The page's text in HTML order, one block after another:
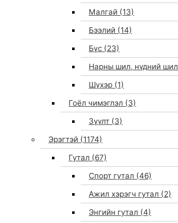
Малгай (13)
Бээлий (14)
Бүс (23)
Нарны шил, нүдний шил
Шүхэр (1)
Гоёл чимэглэл (3)
Зүүлт (3)
Эрэгтэй (1174)
Гутал (67)
Спорт гутал (46)
Ажил хэрэгч гутал (2)
Энгийн гутал (4)